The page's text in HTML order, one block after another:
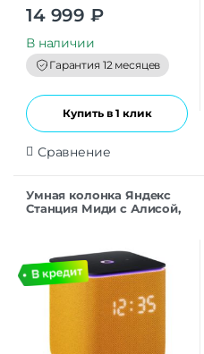
0
t
o
f
5
14 999 ₽
В наличии
Гарантия 12 месяцев
Купить в 1 клик
Сравнение
Умная колонка Яндекс
Станция Миди с Алисой,